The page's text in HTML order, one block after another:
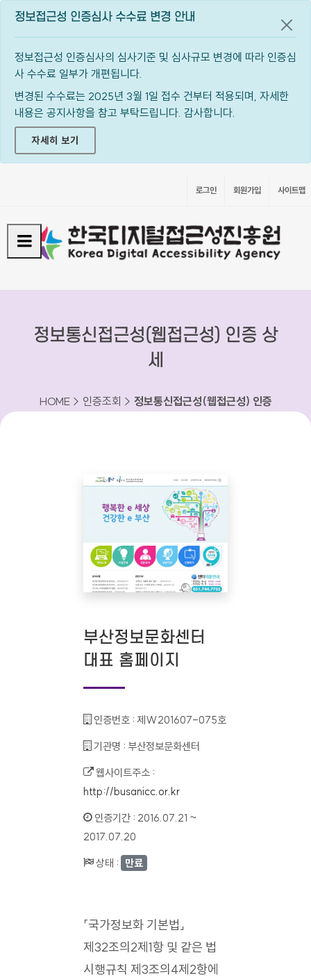
정보접근성 인증심사 수수료 변경 안내
정보접근성 인증심사의 심사기준 및 심사규모 변경에 따라 인증심
사 수수료 일부가 개편됩니다.
변경된 수수료는 2025년 3월 1일 접수 건부터 적용되며, 자세한
내용은 공지사항을 참고 부탁드립니다. 감사합니다.
자세히 보기
공지
로그인 회원가입 사이트맵
정보통신접근성(웹접근성) 인증 상
세
HOME > 인증조회 > 정보통신접근성(웹접근성) 인증
부산정보문화센터
대표 홈페이지
인증번호 : 제W201607-075호
기관명 : 부산정보문화센터
웹사이트주소 :
http://busanicc.or.kr
인증기간 : 2016.07.21 ~
2017.07.20
상태 : 만료
「국가정보화 기본법」
제32조의2제1항 및 같은 법
시행규칙 제3조의4제2항에